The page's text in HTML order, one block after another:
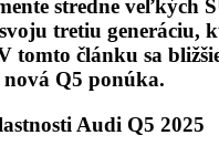
stredne veľkých
tretiu generáciu,
tomto článku sa
nová Q5 ponúka.
Audi Q5 2025